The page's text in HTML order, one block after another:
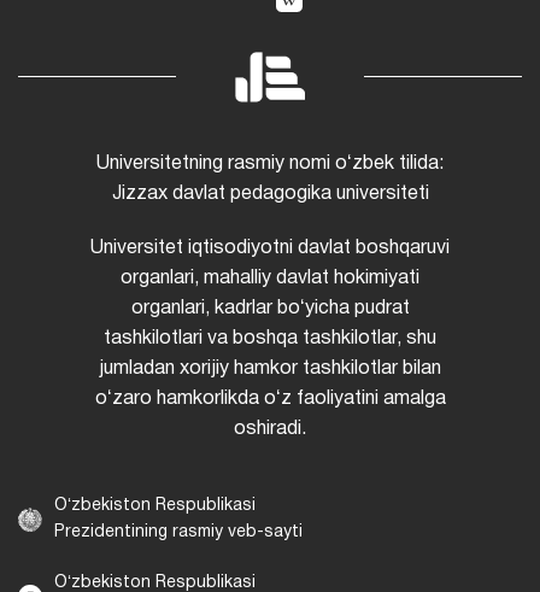
Universitetning rasmiy nomi oʻzbek tilida:
Jizzax davlat pedagogika universiteti
Universitet iqtisodiyotni davlat boshqaruvi
organlari, mahalliy davlat hokimiyati
organlari, kadrlar boʻyicha pudrat
tashkilotlari va boshqa tashkilotlar, shu
jumladan xorijiy hamkor tashkilotlar bilan
oʻzaro hamkorlikda oʻz faoliyatini amalga
oshiradi.
Oʻzbekiston Respublikasi
Prezidentining rasmiy veb-sayti
Oʻzbekiston Respublikasi